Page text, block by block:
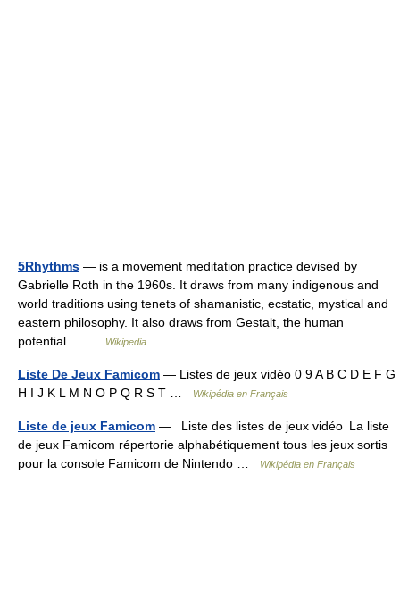
5Rhythms — is a movement meditation practice devised by
Gabrielle Roth in the 1960s. It draws from many indigenous and
world traditions using tenets of shamanistic, ecstatic, mystical and
eastern philosophy. It also draws from Gestalt, the human
potential… …
Wikipedia
Liste De Jeux Famicom — Listes de jeux vidéo 0 9 A B C D E F G
H I J K L M N O P Q R S T …
Wikipédia en Français
Liste de jeux Famicom — Liste des listes de jeux vidéo La liste
de jeux Famicom répertorie alphabétiquement tous les jeux sortis
pour la console Famicom de Nintendo …
Wikipédia en Français